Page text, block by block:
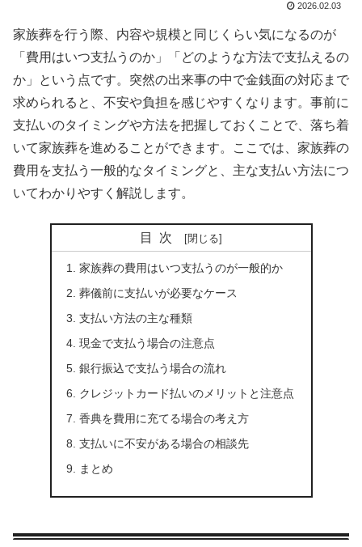
2026.02.03
家族葬を行う際、内容や規模と同じくらい気になるのが
「費用はいつ支払うのか」「どのような方法で支払えるの
か」という点です。突然の出来事の中で金銭面の対応まで
求められると、不安や負担を感じやすくなります。事前に
支払いのタイミングや方法を把握しておくことで、落ち着
いて家族葬を進めることができます。ここでは、家族葬の
費用を支払う一般的なタイミングと、主な支払い方法につ
いてわかりやすく解説します。
目次
家族葬の費用はいつ支払うのが一般的か
葬儀前に支払いが必要なケース
支払い方法の主な種類
現金で支払う場合の注意点
銀行振込で支払う場合の流れ
クレジットカード払いのメリットと注意点
香典を費用に充てる場合の考え方
支払いに不安がある場合の相談先
まとめ